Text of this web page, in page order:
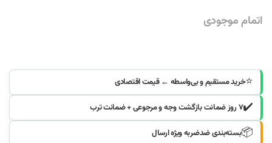
اتمام موجودی
موجود شد خبرم کنید ⭐خرید مستقیم و بی‌واسطه ← قیمت اقتصادی
✔️۷ روز ضمانت بازگشت وجه و مرجوعی + ضمانت ترب
📦بسته‌بندی ضدضربه ویژه ارسال